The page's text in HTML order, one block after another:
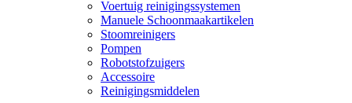
Voertuig reinigingssystemen
Manuele Schoonmaakartikelen
Stoomreinigers
Pompen
Robotstofzuigers
Accessoire
Reinigingsmiddelen